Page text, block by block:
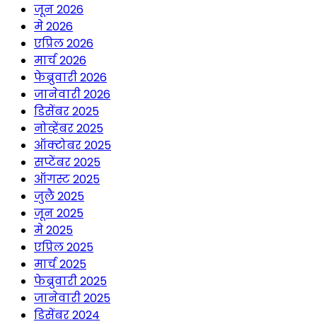
जून 2026
मे 2026
एप्रिल 2026
मार्च 2026
फेब्रुवारी 2026
जानेवारी 2026
डिसेंबर 2025
नोव्हेंबर 2025
ऑक्टोबर 2025
सप्टेंबर 2025
ऑगस्ट 2025
जुलै 2025
जून 2025
मे 2025
एप्रिल 2025
मार्च 2025
फेब्रुवारी 2025
जानेवारी 2025
डिसेंबर 2024